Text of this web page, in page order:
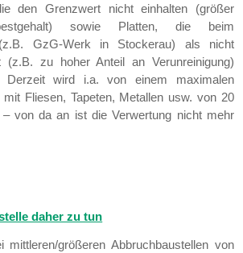
den Grenzwert nicht einhalten (größer
sowie Platten, die beim
GzG-Werk in Stockerau) als nicht
(z.B. zu hoher Anteil an Verunreinigung)
Derzeit wird i.a. von einem maximalen
mit Fliesen, Tapeten, Metallen usw. von 20
– von da an ist die Verwertung nicht mehr
daher zu tun
größeren Abbruchbaustellen von